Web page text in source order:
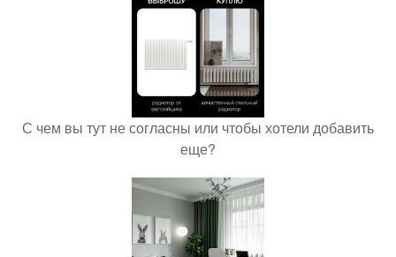
С чем вы тут не согласны или чтобы хотели добавить
еще?